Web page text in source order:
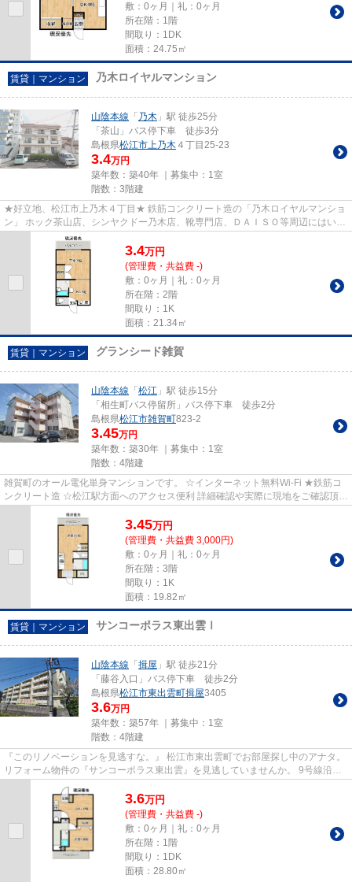
敷：0ヶ月｜礼：0ヶ月
所在階：1階
間取り：1DK
面積：24.75㎡
賃貸｜マンション 乃木ロイヤルマンション
山陰本線 「 乃木 」駅 徒歩25分
「茶山」バス停下車 徒歩3分
島根県松江市上乃木 ４丁目25-23
3.4万円
築年数：築40年 ｜募集中： 1室
階数：3階建
★好立地、松江市上乃木４丁目★ 鉄筋コンクリート造の「乃木ロイヤルマンショ
ン」 ホック茶山店、シンヤクドー乃木店、靴専門店、ＤＡＩＳＯ等周辺にはいろ
んなお店が沢山。 また松江...
3.4万円
(管理費・共益費 -)
敷：0ヶ月｜礼：0ヶ月
所在階：2階
間取り：1K
面積：21.34㎡
賃貸｜マンション グランシード雑賀
山陰本線 「 松江 」駅 徒歩15分
「相生町バス停留所」バス停下車 徒歩2分
島根県松江市雑賀町823-2
3.45万円
築年数：築30年 ｜募集中： 1室
階数：4階建
雑賀町のオール電化単身マンションです。 ☆インターネット無料Wi-Fi ★鉄筋コ
ンクリート造 ☆松江駅方面へのアクセス便利 詳細確認や実際に現地をご確認頂く
3.45万円
(管理費・共益費 3,000円)
敷：0ヶ月｜礼：0ヶ月
所在階：3階
間取り：1K
面積：19.82㎡
賃貸｜マンション サンコーポラス東出雲Ⅰ
山陰本線 「 揖屋 」駅 徒歩21分
「藤谷入口」バス停下車 徒歩2分
島根県松江市東出雲町揖屋3405
3.6万円
築年数：築57年 ｜募集中： 1室
階数：4階建
『このリノベーションを見逃すな。』 松江市東出雲町でお部屋探し中のアナタ。
リフォーム物件の『サンコーポラス東出雲』を見逃していませんか。 9号線沿い
3.6万円
(管理費・共益費 -)
敷：0ヶ月｜礼：0ヶ月
所在階：1階
間取り：1DK
面積：28.80㎡